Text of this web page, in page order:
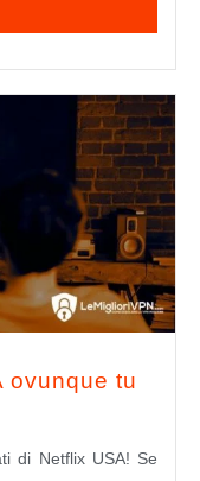
ovunque tu
di Netflix USA! Se